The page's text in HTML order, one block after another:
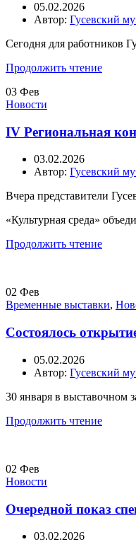
05.02.2026
Автор: Гусевский
Сегодня для работников
Продолжить чтение
03 Фев
Новости
IV Региональная
03.02.2026
Автор: Гусевский
Вчера представители
«Культурная среда»
Продолжить чтение
02 Фев
Временные выставки,
Состоялось
05.02.2026
Автор: Гусевский
30 января в выставочном
Продолжить чтение
02 Фев
Новости
Очередной показ
03.02.2026